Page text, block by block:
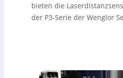
bieten die
der P3-Serie der Wenglor